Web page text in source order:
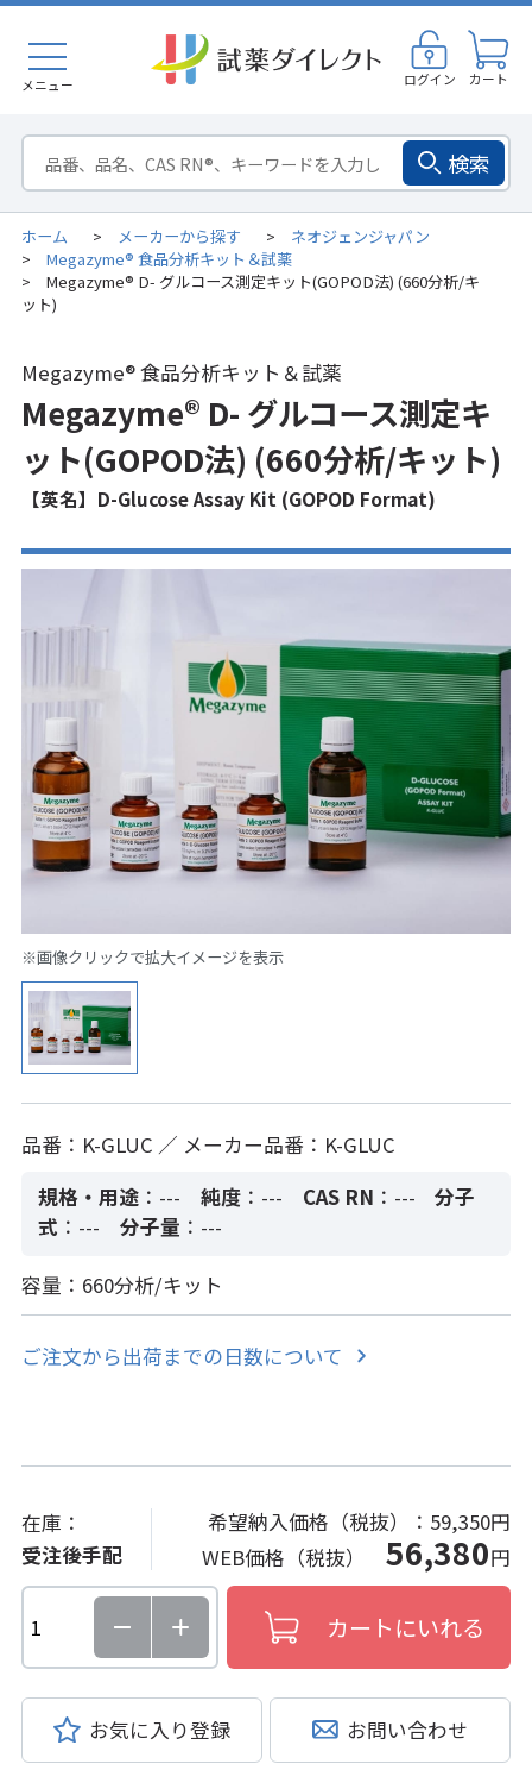
メニュー ログイン カート
検索
ホーム > メーカーから探す > ネオジェンジャパン
> Megazyme® 食品分析キット＆試薬
>
Megazyme® D- グルコース測定キット(GOPOD法) (660分析/キ
ット)
Megazyme® 食品分析キット＆試薬
Megazyme® D- グルコース測定キ
ット(GOPOD法) (660分析/キット)
【英名】D-Glucose Assay Kit (GOPOD Format)
※画像クリックで拡大イメージを表示
品番：K-GLUC ／ メーカー品番：K-GLUC
規格・用途 ：--- 純度：--- CAS RN ：---
分子
式 ：--- 分子量 ：---
容量：660分析/キット
ご注文から出荷までの日数について
在庫：
受注後手配
希望納入価格（税抜）： 59,350円
WEB価格（税抜）56,380円
お気に入り登録 お問い合わせ